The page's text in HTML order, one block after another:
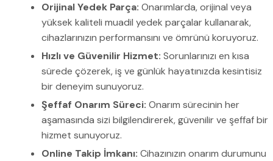
Orijinal Yedek Parça: Onarımlarda, orijinal veya
yüksek kaliteli muadil yedek parçalar kullanarak,
cihazlarınızın performansını ve ömrünü koruyoruz.
Hızlı ve Güvenilir Hizmet: Sorunlarınızı en kısa
sürede çözerek, iş ve günlük hayatınızda kesintisiz
bir deneyim sunuyoruz.
Şeffaf Onarım Süreci: Onarım sürecinin her
aşamasında sizi bilgilendirerek, güvenilir ve şeffaf bir
hizmet sunuyoruz.
Online Takip İmkanı: Cihazınızın onarım durumunu